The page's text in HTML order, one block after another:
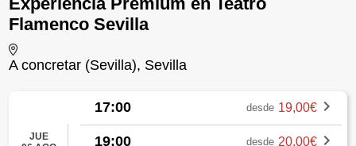
Flamenco Sevilla
A concretar (Sevilla), Sevilla
JUE
17:00 desde 19,00€
19:00 desde 20,00€